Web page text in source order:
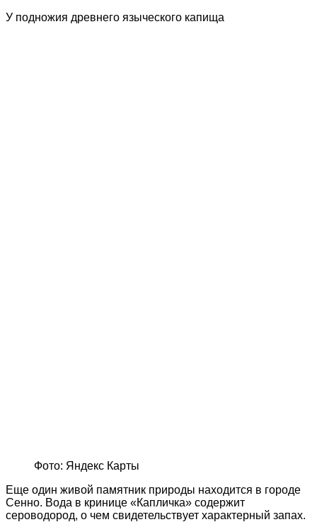
У подножия древнего языческого капища
Фото: Яндекс Карты
Еще один живой памятник природы находится в городе
Сенно. Вода в кринице «Капличка» содержит
сероводород, о чем свидетельствует характерный запах.